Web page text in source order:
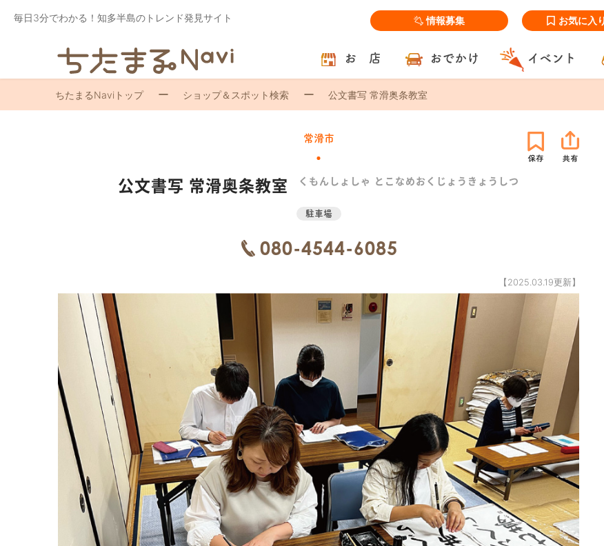
毎日3分でわかる！知多半島のトレンド発見サイト 情報募集 お気に入
お 店 おでかけ イベント
ちたまるNaviトップ ショップ＆スポット検索 公文書写 常滑奥条教室
常滑市
公文書写 常滑奥条教室 くもんしょしゃ とこなめおくじょうきょうしつ
駐車場
080-4544-6085
【2025.03.19更新】